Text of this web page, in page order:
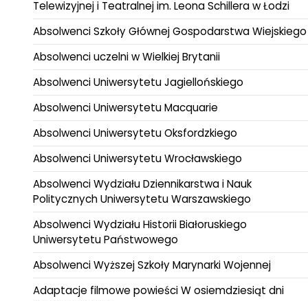
Telewizyjnej i Teatralnej im. Leona Schillera w Łodzi
Absolwenci Szkoły Głównej Gospodarstwa Wiejskiego
Absolwenci uczelni w Wielkiej Brytanii
Absolwenci Uniwersytetu Jagiellońskiego
Absolwenci Uniwersytetu Macquarie
Absolwenci Uniwersytetu Oksfordzkiego
Absolwenci Uniwersytetu Wrocławskiego
Absolwenci Wydziału Dziennikarstwa i Nauk
Politycznych Uniwersytetu Warszawskiego
Absolwenci Wydziału Historii Białoruskiego
Uniwersytetu Państwowego
Absolwenci Wyższej Szkoły Marynarki Wojennej
Adaptacje filmowe powieści W osiemdziesiąt dni